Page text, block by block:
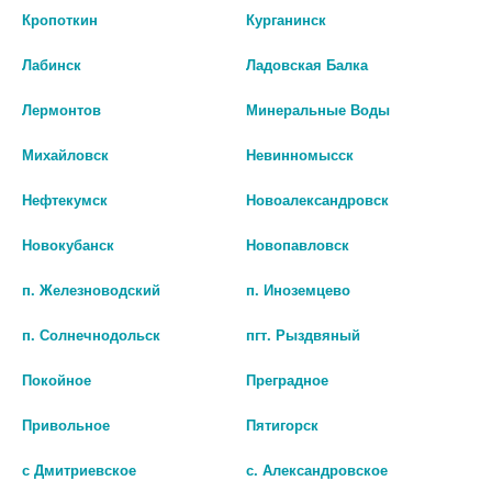
цена: 32 руб.
цена: 32 руб.
25МЛ. /ГИППОКРАТ/ 0272
ЭВКАЛИПТА НАСТОЙКА
25МЛ. /ТВЕРСКАЯ ФФ/
Кропоткин Курганинск
Лабинск Ладовская Балка
Лермонтов Минеральные Воды
Михайловск Невинномысск
Нефтекумск Новоалександровск
Новокубанск Новопавловск
п. Железноводский п. Иноземцево
п. Солнечнодольск пгт. Рыздвяный
Покойное Преградное
Привольное Пятигорск
с Дмитриевское с. Александровское